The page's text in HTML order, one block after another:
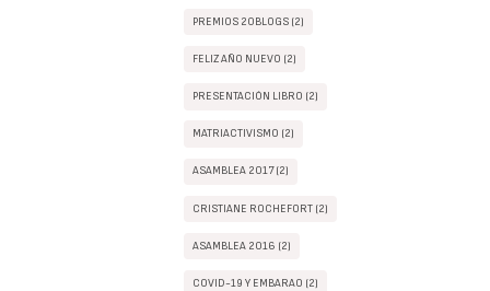
PREMIOS 20BLOGS (2)
FELIZ AÑO NUEVO (2)
PRESENTACIÓN LIBRO (2)
MATRIACTIVISMO (2)
ASAMBLEA 2017 (2)
CRISTIANE ROCHEFORT (2)
ASAMBLEA 2016 (2)
COVID-19 Y EMBARAO (2)